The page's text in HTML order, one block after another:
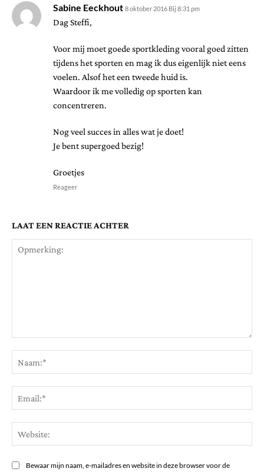
Sabine Eeckhout 8 oktober 2016 Bij 8:31 pm
Dag Steffi,
Voor mij moet goede sportkleding vooral goed zitten
tijdens het sporten en mag ik dus eigenlijk niet eens
voelen. Alsof het een tweede huid is.
Waardoor ik me volledig op sporten kan
concentreren.
Nog veel succes in alles wat je doet!
Je bent supergoed bezig!
Groetjes
Reageer
LAAT EEN REACTIE ACHTER
Bewaar mijn naam, e-mailadres en website in deze browser voor de